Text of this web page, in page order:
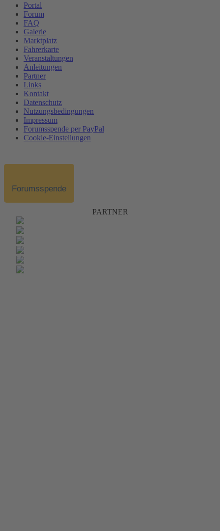
Portal
Forum
FAQ
Galerie
Marktplatz
Fahrerkarte
Veranstaltungen
Anleitungen
Partner
Links
Kontakt
Datenschutz
Nutzungsbedingungen
Impressum
Forumsspende per PayPal
Cookie-Einstellungen
Forumsspende
PARTNER